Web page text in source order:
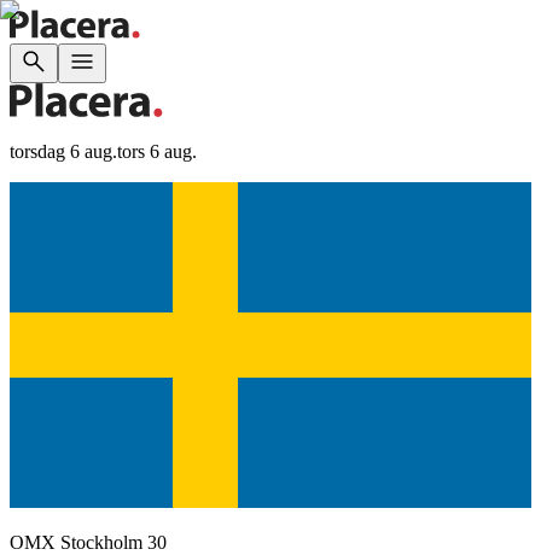
torsdag 6 aug.tors 6 aug.
OMX Stockholm 30